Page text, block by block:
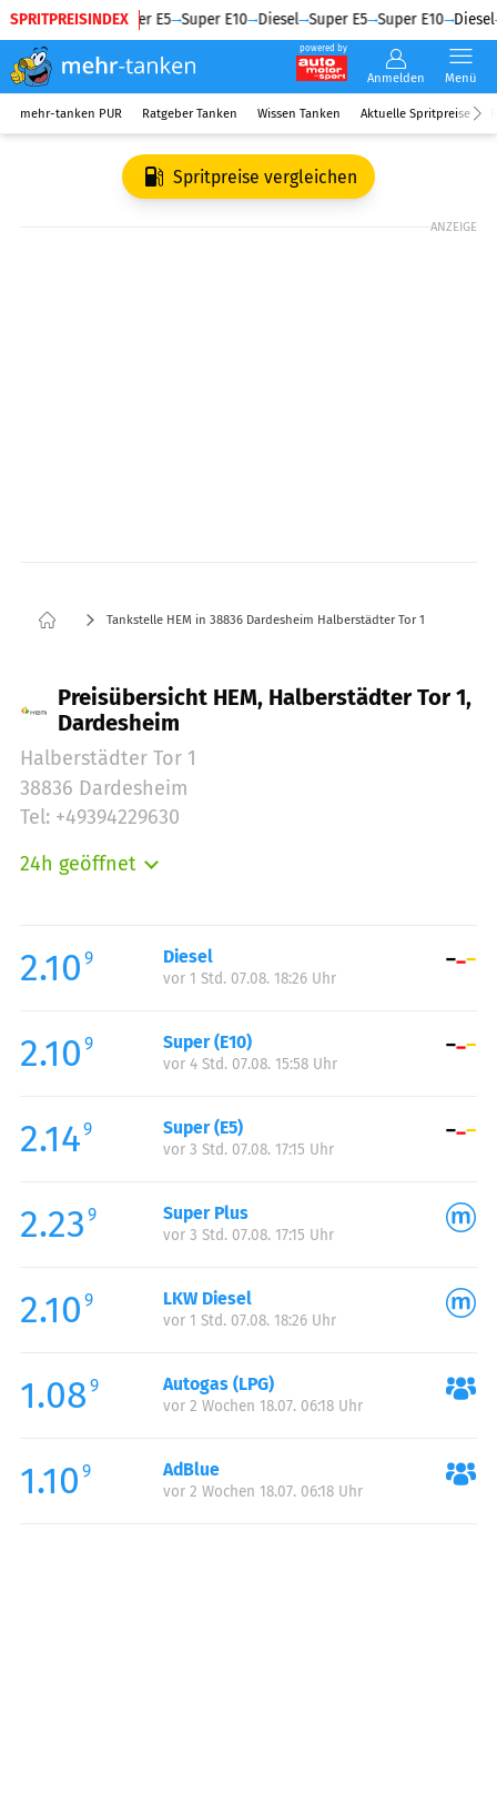
SPRITPREISINDEX
Diesel Super E5 Super E10 Diesel Super E5 Super E10 Diesel
powered by
Anmelden Menü
mehr-tanken PUR Ratgeber Tanken Wissen Tanken Aktuelle Spritpreise
Spritpreise vergleichen
ANZEIGE
Tankstelle HEM in 38836 Dardesheim Halberstädter Tor 1
Preisübersicht HEM, Halberstädter Tor 1,
Dardesheim
Halberstädter Tor 1
38836 Dardesheim
Tel: +49394229630
24h geöffnet
Mittwoch:
00:00-24:00
Donnerstag:
Samstag:
00:00-24:00
Sonntag:
2.10 9 Diesel
vor 1 Std. 07.08. 18:26 Uhr
2.10 9 Super (E10)
vor 4 Std. 07.08. 15:58 Uhr
2.149 Super (E5)
vor 3 Std. 07.08. 17:15 Uhr
2.23 9 Super Plus
vor 3 Std. 07.08. 17:15 Uhr
2.10 9 LKW Diesel
vor 1 Std. 07.08. 18:26 Uhr
1.08 9 Autogas (LPG)
vor 2 Wochen 18.07. 06:18 Uhr
1.10 9 AdBlue
vor 2 Wochen 18.07. 06:18 Uhr